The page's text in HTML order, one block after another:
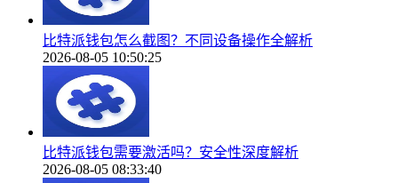
比特派钱包怎么截图？不同设备操作全解析
2026-08-05 10:50:25
比特派钱包需要激活吗？安全性深度解析
2026-08-05 08:33:40